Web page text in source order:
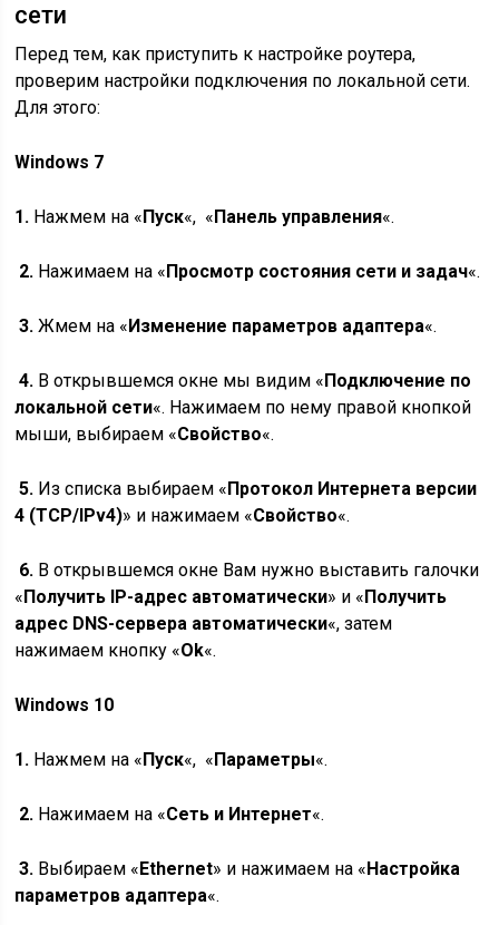
сети
Перед тем, как приступить к настройке роутера,
проверим настройки подключения по локальной сети.
Для этого:
Windows 7
1. Нажмем на «Пуск«, «Панель управления«.
2. Нажимаем на «Просмотр состояния сети и задач«.
3. Жмем на «Изменение параметров адаптера«.
4. В открывшемся окне мы видим «Подключение по
локальной сети«. Нажимаем по нему правой кнопкой
мыши, выбираем «Свойство«.
5. Из списка выбираем «Протокол Интернета версии
4 (TCP/IPv4)» и нажимаем «Свойство«.
6. В открывшемся окне Вам нужно выставить галочки
«Получить IP-адрес автоматически» и «Получить
адрес DNS-сервера автоматически«, затем
нажимаем кнопку «Ok«.
Windows 10
1. Нажмем на «Пуск«, «Параметры«.
2. Нажимаем на «Сеть и Интернет«.
3. Выбираем «Ethernet» и нажимаем на «Настройка
параметров адаптера«.